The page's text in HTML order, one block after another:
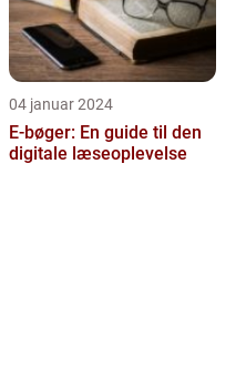
04 januar 2024
E-bøger: En guide til den
digitale læseoplevelse